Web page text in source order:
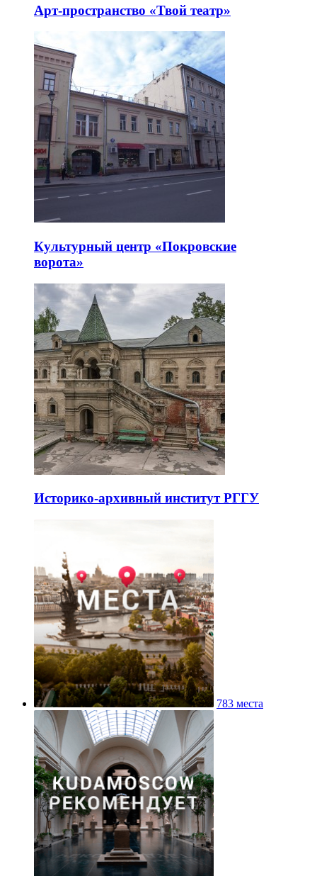
Арт-пространство «Твой театр»
Культурный центр «Покровские
ворота»
Историко-архивный институт РГГУ
783 места